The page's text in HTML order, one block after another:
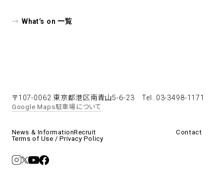
What’s on 一覧
〒107-0062 東京都港区南青山5-6-23Tel. 03-3498-1171
Google Maps駐車場について
News & InformationRecruit
Contact
Terms of Use / Privacy Policy